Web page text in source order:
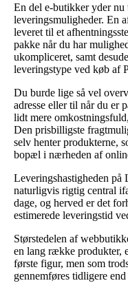
En del e-butikker yder
leveringsmuligheder. En
leveret til et
pakke når du har
ukompliceret, samt
leveringstype ved køb af
Du burde lige så vel
adresse eller til når du er
lidt mere
Den prisbilligste
selv henter produkterne,
bopæl i nærheden af
Leveringshastigheden på
naturligvis rigtig central
dage, og herved er det
estimerede leveringstid
Størstedelen af
en lang række produkter,
første figur, men som
gennemføres tidligere